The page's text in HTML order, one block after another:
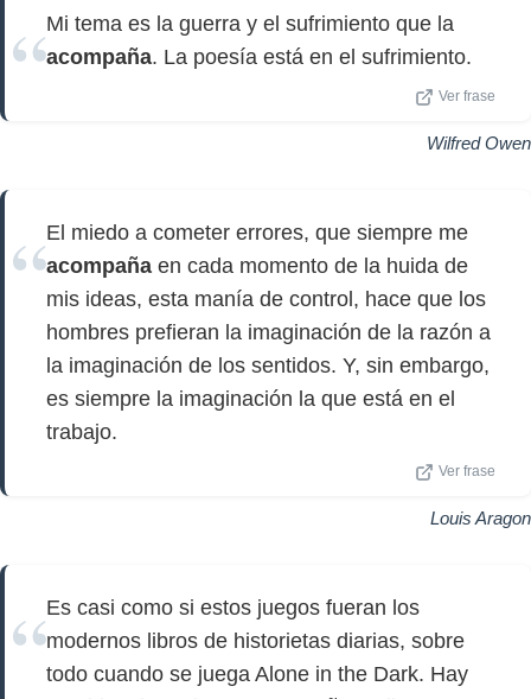
Mi tema es la guerra y el sufrimiento que la
acompaña. La poesía está en el sufrimiento.
Ver frase
Wilfred Owen
El miedo a cometer errores, que siempre me
acompaña en cada momento de la huida de
mis ideas, esta manía de control, hace que los
hombres prefieran la imaginación de la razón a
la imaginación de los sentidos. Y, sin embargo,
es siempre la imaginación la que está en el
trabajo.
Ver frase
Louis Aragon
Es casi como si estos juegos fueran los
modernos libros de historietas diarias, sobre
todo cuando se juega Alone in the Dark. Hay